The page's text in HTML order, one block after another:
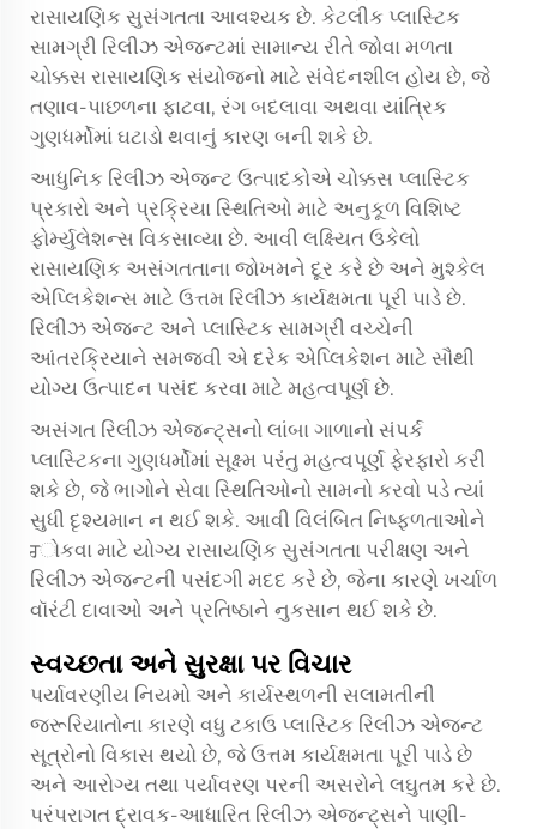
રાસાયણિક સુસંગતતા આવશ્યક છે. કેટલીક પ્લાસ્ટિક
સામગ્રી રિલીઝ એજન્ટમાં સામાન્ય રીતે જોવા મળતા
ચોક્કસ રાસાયણિક સંયોજનો માટે સંવેદનશીલ હોય છે, જે
તણાવ-પાછળના ફાટવા, રંગ બદલાવા અથવા યાંત્રિક
ગુણધર્મોમાં ઘટાડો થવાનું કારણ બની શકે છે.
આધુનિક રિલીઝ એજન્ટ ઉત્પાદકોએ ચોક્કસ પ્લાસ્ટિક
પ્રકારો અને પ્રક્રિયા સ્થિતિઓ માટે અનુકૂળ વિશિષ્ટ
ફોર્મ્યુલેશન્સ વિકસાવ્યા છે. આવી લક્ષ્યિત ઉકેલો
રાસાયણિક અસંગતતાના જોખમને દૂર કરે છે અને મુશ્કેલ
એપ્લિકેશન્સ માટે ઉત્તમ રિલીઝ કાર્યક્ષમતા પૂરી પાડે છે.
રિલીઝ એજન્ટ અને પ્લાસ્ટિક સામગ્રી વચ્ચેની
આંતરક્રિયાને સમજવી એ દરેક એપ્લિકેશન માટે સૌથી
યોગ્ય ઉત્પાદન પસંદ કરવા માટે મહત્વપૂર્ણ છે.
અસંગત રિલીઝ એજન્ટ્સનો લાંબા ગાળાનો સંપર્ક
પ્લાસ્ટિકના ગુણધર્મોમાં સૂક્ષ્મ પરંતુ મહત્વપૂર્ણ ફેરફારો કરી
શકે છે, જે ભાગોને સેવા સ્થિતિઓનો સામનો કરવો પડે ત્યાં
સુધી દૃશ્યમાન ન થઈ શકે. આવી વિલંબિત નિષ્ફળતાઓને
ਰોકવા માટે યોગ્ય રાસાયણિક સુસંગતતા પરીક્ષણ અને
રિલીઝ એજન્ટની પસંદગી મદદ કરે છે, જેના કારણે ખર્ચાળ
વૉરંટી દાવાઓ અને પ્રતિષ્ઠાને નુકસાન થઈ શકે છે.
સ્વચ્છતા અને સુરક્ષા પર વિચાર
પર્યાવરણીય નિયમો અને કાર્યસ્થળની સલામતીની
જરૂરિયાતોના કારણે વધુ ટકાઉ પ્લાસ્ટિક રિલીઝ એજન્ટ
સૂત્રોનો વિકાસ થયો છે, જે ઉત્તમ કાર્યક્ષમતા પૂરી પાડે છે
અને આરોગ્ય તથા પર્યાવરણ પરની અસરોને લઘુતમ કરે છે.
પરંપરાગત દ્રાવક-આધારિત રિલીઝ એજન્ટ્સને પાણી-